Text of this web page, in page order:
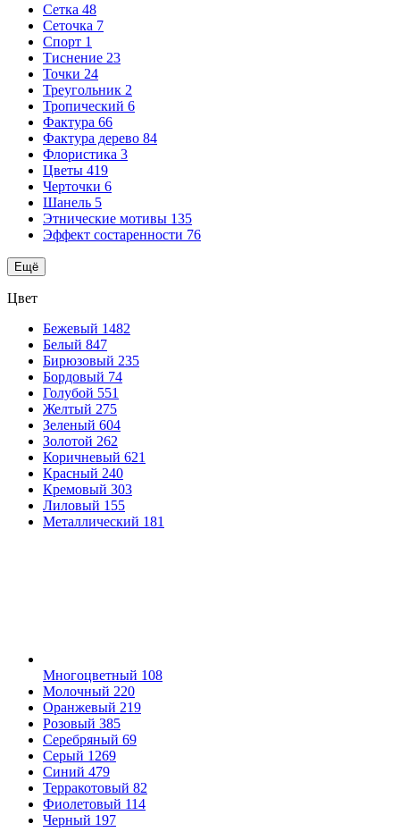
Сетка 48
Сеточка 7
Спорт 1
Тиснение 23
Точки 24
Треугольник 2
Тропический 6
Фактура 66
Фактура дерево 84
Флористика 3
Цветы 419
Черточки 6
Шанель 5
Этнические мотивы 135
Эффект состаренности 76
Ещё
Цвет
Бежевый 1482
Белый 847
Бирюзовый 235
Бордовый 74
Голубой 551
Желтый 275
Зеленый 604
Золотой 262
Коричневый 621
Красный 240
Кремовый 303
Лиловый 155
Металлический 181
Многоцветный 108
Молочный 220
Оранжевый 219
Розовый 385
Серебряный 69
Серый 1269
Синий 479
Терракотовый 82
Фиолетовый 114
Черный 197